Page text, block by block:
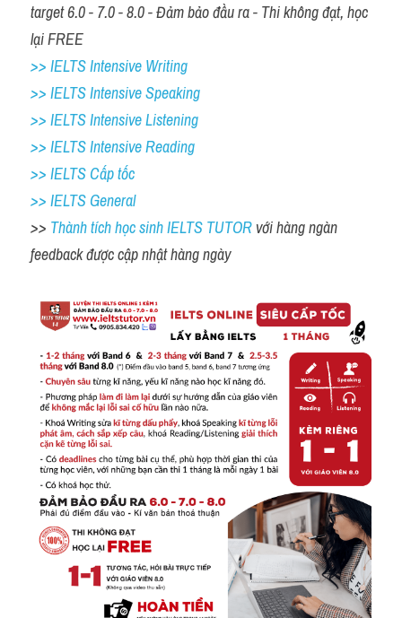
target 6.0 - 7.0 - 8.0 - Đảm bảo đầu ra - Thi không đạt, học
lại FREE
>> IELTS Intensive Writing
>> IELTS Intensive Speaking
>> IELTS Intensive Listening
>> IELTS Intensive Reading
>> IELTS Cấp tốc
>> IELTS General
>> Thành tích học sinh IELTS TUTOR với hàng ngàn
feedback được cập nhật hàng ngày